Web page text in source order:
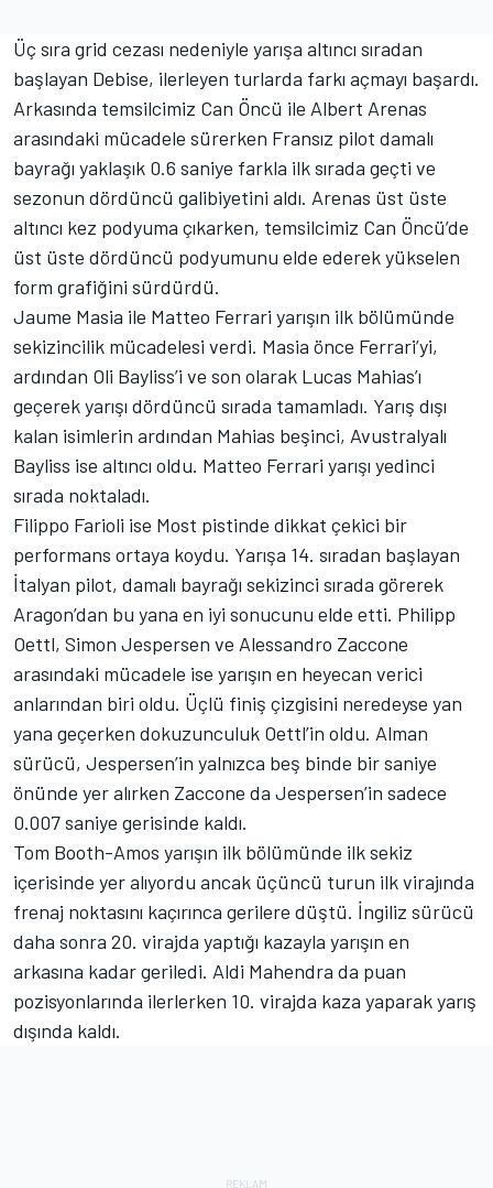
Üç sıra grid cezası nedeniyle yarışa altıncı sıradan
başlayan Debise, ilerleyen turlarda farkı açmayı başardı.
Arkasında temsilcimiz Can Öncü ile Albert Arenas
arasındaki mücadele sürerken Fransız pilot damalı
bayrağı yaklaşık 0.6 saniye farkla ilk sırada geçti ve
sezonun dördüncü galibiyetini aldı. Arenas üst üste
altıncı kez podyuma çıkarken, temsilcimiz Can Öncü’de
üst üste dördüncü podyumunu elde ederek yükselen
form grafiğini sürdürdü.
Jaume Masia ile Matteo Ferrari yarışın ilk bölümünde
sekizincilik mücadelesi verdi. Masia önce Ferrari’yi,
ardından Oli Bayliss’i ve son olarak Lucas Mahias’ı
geçerek yarışı dördüncü sırada tamamladı. Yarış dışı
kalan isimlerin ardından Mahias beşinci, Avustralyalı
Bayliss ise altıncı oldu. Matteo Ferrari yarışı yedinci
sırada noktaladı.
Filippo Farioli ise Most pistinde dikkat çekici bir
performans ortaya koydu. Yarışa 14. sıradan başlayan
İtalyan pilot, damalı bayrağı sekizinci sırada görerek
Aragon’dan bu yana en iyi sonucunu elde etti. Philipp
Oettl, Simon Jespersen ve Alessandro Zaccone
arasındaki mücadele ise yarışın en heyecan verici
anlarından biri oldu. Üçlü finiş çizgisini neredeyse yan
yana geçerken dokuzunculuk Oettl’in oldu. Alman
sürücü, Jespersen’in yalnızca beş binde bir saniye
önünde yer alırken Zaccone da Jespersen’in sadece
0.007 saniye gerisinde kaldı.
Tom Booth-Amos yarışın ilk bölümünde ilk sekiz
içerisinde yer alıyordu ancak üçüncü turun ilk virajında
frenaj noktasını kaçırınca gerilere düştü. İngiliz sürücü
daha sonra 20. virajda yaptığı kazayla yarışın en
arkasına kadar geriledi. Aldi Mahendra da puan
pozisyonlarında ilerlerken 10. virajda kaza yaparak yarış
dışında kaldı.